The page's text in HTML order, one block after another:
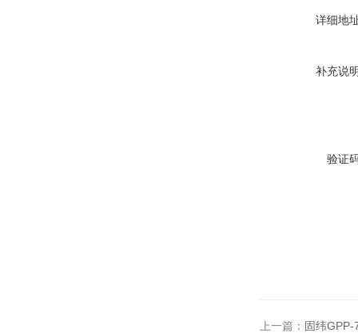
详细地
补充说
验证
上一篇： 固纬